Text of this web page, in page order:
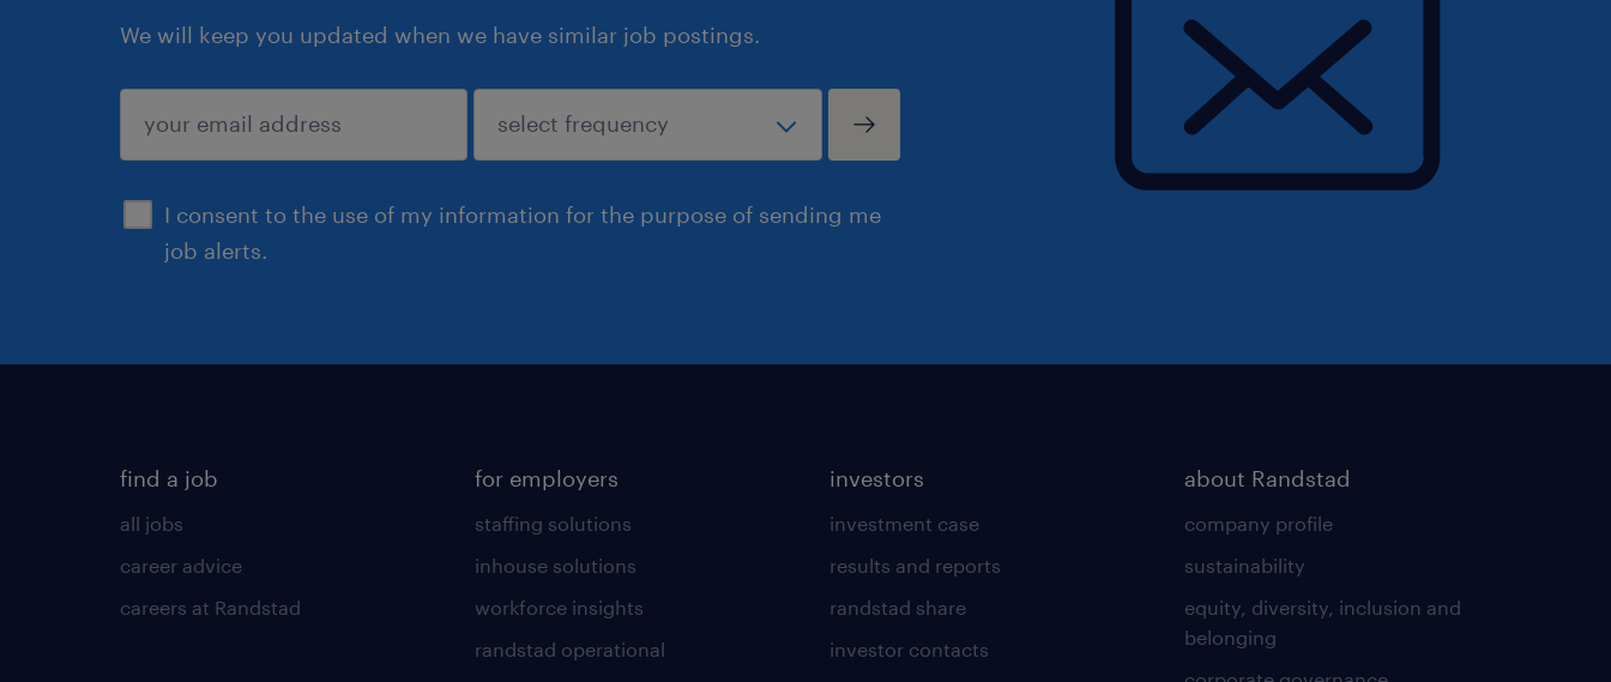
We will keep you updated when we have similar job postings.
I consent to the use of my information for the purpose of sending me
job alerts.
submit
find a job
all jobs
career advice
careers at Randstad
for employers
staffing solutions
inhouse solutions
workforce insights
randstad operational
investors
investment case
results and reports
randstad share
investor contacts
about Randstad
company profile
sustainability
equity, diversity, inclusion and
belonging